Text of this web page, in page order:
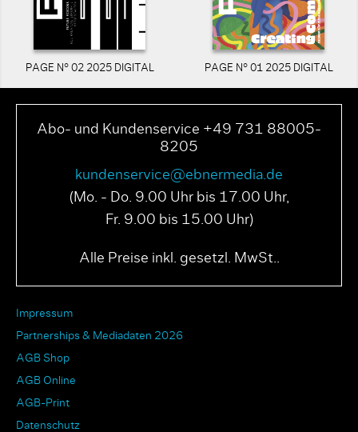
PAGE N° 02 2025 DIGITAL PAGE N° 01 2025 DIGITAL
Abo- und Kundenservice +49 731 88005-
8205
kundenservice@ebnermedia.de
(Mo. - Do. 9.00 Uhr bis 17.00 Uhr,
Fr. 9.00 bis 15.00 Uhr)
Alle Preise inkl. gesetzl. MwSt..
Impressum
Partnerships & Mediadaten 2026
AGB Shop
AGB Online
AGB-Print
Datenschutz